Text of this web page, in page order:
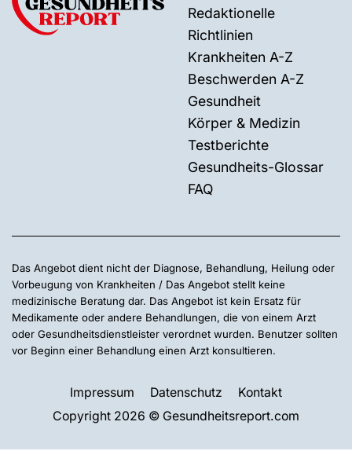
Redaktionelle
Richtlinien
Krankheiten A-Z
Beschwerden A-Z
Gesundheit
Körper & Medizin
Testberichte
Gesundheits-Glossar
FAQ
Das Angebot dient nicht der Diagnose, Behandlung, Heilung oder
Vorbeugung von Krankheiten / Das Angebot stellt keine
medizinische Beratung dar. Das Angebot ist kein Ersatz für
Medikamente oder andere Behandlungen, die von einem Arzt
oder Gesundheitsdienstleister verordnet wurden. Benutzer sollten
vor Beginn einer Behandlung einen Arzt konsultieren.
Impressum Datenschutz
Kontakt
Copyright 2026 © Gesundheitsreport.com